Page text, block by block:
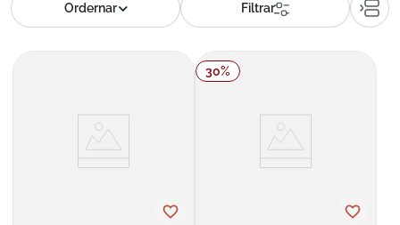
30%
5. cerave
roche posay
megacistin